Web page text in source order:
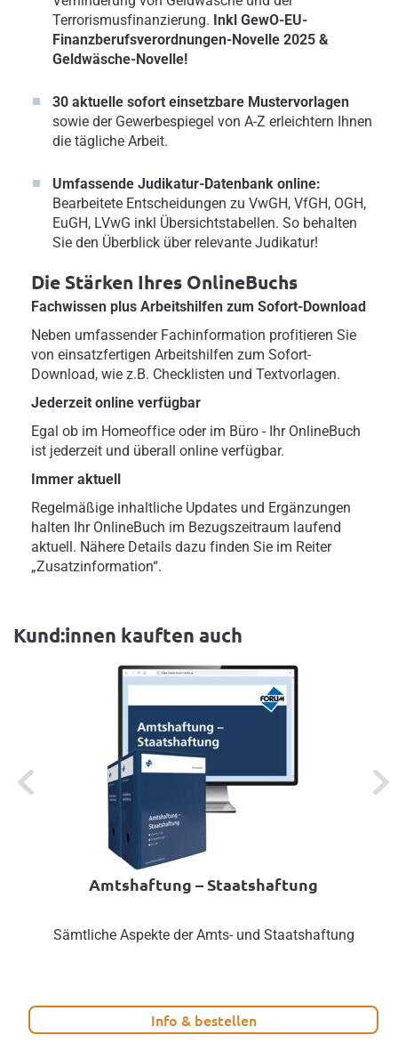
Terrorismusfinanzierung. Inkl GewO-EU-
Finanzberufsverordnungen-Novelle 2025 &
Geldwäsche-Novelle!
30 aktuelle sofort einsetzbare Mustervorlagen
sowie der Gewerbespiegel von A-Z erleichtern Ihnen
die tägliche Arbeit.
Umfassende Judikatur-Datenbank online:
Bearbeitete Entscheidungen zu VwGH, VfGH, OGH,
EuGH, LVwG inkl Übersichtstabellen. So behalten
Sie den Überblick über relevante Judikatur!
Die Stärken Ihres OnlineBuchs
Fachwissen plus Arbeitshilfen zum Sofort-Download
Neben umfassender Fachinformation profitieren Sie
von einsatzfertigen Arbeitshilfen zum Sofort-
Download, wie z.B. Checklisten und Textvorlagen.
Jederzeit online verfügbar
Egal ob im Homeoffice oder im Büro - Ihr OnlineBuch
ist jederzeit und überall online verfügbar.
Immer aktuell
Regelmäßige inhaltliche Updates und Ergänzungen
halten Ihr OnlineBuch im Bezugszeitraum laufend
aktuell. Nähere Details dazu finden Sie im Reiter
„Zusatzinformation“.
Kund:innen kauften auch
Previous Next
Amtshaftung – Staatshaftung
Sämtliche Aspekte der Amts- und Staatshaftung
Info & bestellen